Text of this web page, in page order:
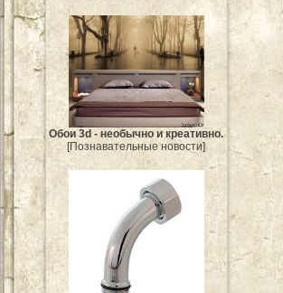
Обои 3d - необычно и креативно.
[Познавательные новости]